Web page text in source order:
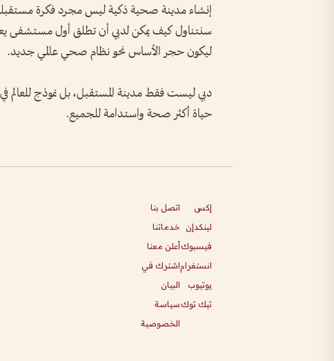
إنشاء مدينة صحية ذكية ليس مجرد فكرة
سنتناول كيف يمكن لدبي أن تطلق أول مستشفى
ليكون حجر الأساس نحو نظام صحي عالمي جديد.
دبي ليست فقط مدينة المستقبل، بل نموذج للعالم
حياة أكثر صحة واستدامة للجميع.
إكس
لينكدإن
فيسبوك
انستغرام
يوتيوب
تيك توك
اتصل بنا
خدماتنا
أعلن معنا
اشترك في
البيان
سياسة
الخصوصية